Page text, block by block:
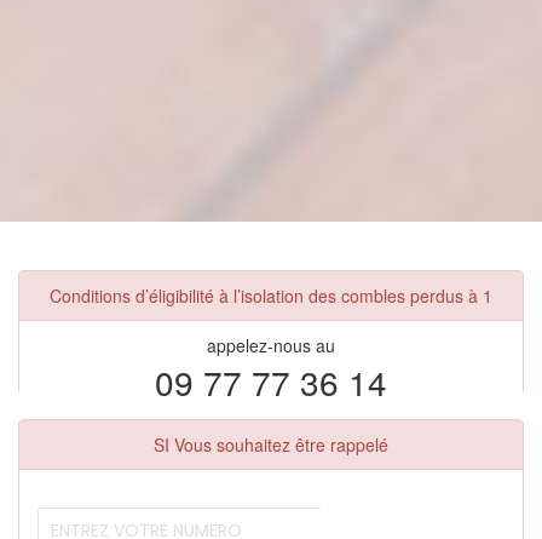
Conditions d’éligibilité à l’isolation des combles perdus à 1
appelez-nous au
09 77 77 36 14
SI Vous souhaitez être rappelé